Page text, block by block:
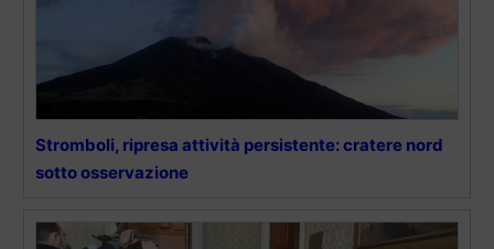
Stromboli, ripresa attività persistente: cratere nord
sotto osservazione